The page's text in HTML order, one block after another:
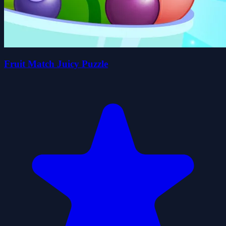
Fruit Match Juicy Puzzle